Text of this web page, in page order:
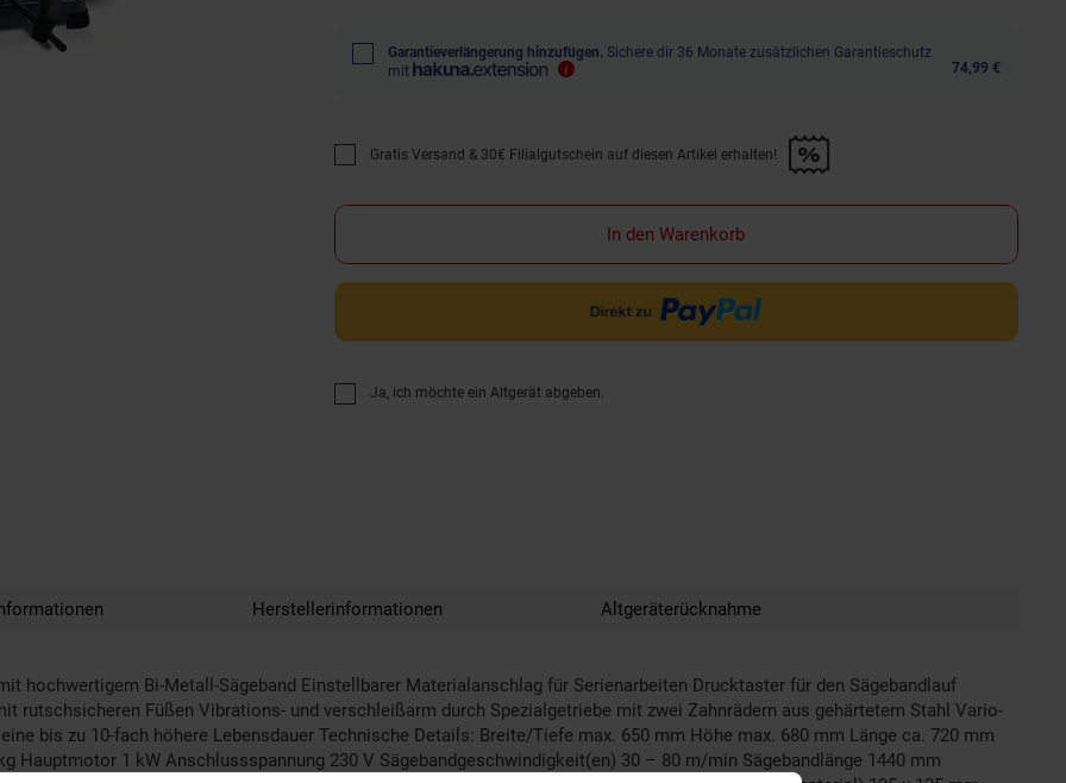
Garantieverlängerung hinzufügen. Sichere dir 36 Monate zusätzlichen Garantieschutz
mit
74,99 €
Promotion "Gratis Versand &amp; 30€ Filialgutschein auf diesen Artikel erhalten!" anwenden
Gratis Versand & 30€ Filialgutschein auf diesen Artikel erhalten!
In den Warenkorb
Ja, ich möchte ein Altgerät abgeben.
Herstellerinformationen Altgeräterücknahme
hochwertigem Bi-Metall-Sägeband Einstellbarer Materialanschlag für Serienarbeiten Drucktaster für den Sägebandlauf
rutschsicheren Füßen Vibrations- und verschleißarm durch Spezialgetriebe mit zwei Zahnrädern aus gehärtetem Stahl Vario-
bis zu 10-fach höhere Lebensdauer Technische Details: Breite/Tiefe max. 650 mm Höhe max. 680 mm Länge ca. 720 mm
Hauptmotor 1 kW Anschlussspannung 230 V Sägebandgeschwindigkeit(en) 30 – 80 m/min Sägebandlänge 1440 mm